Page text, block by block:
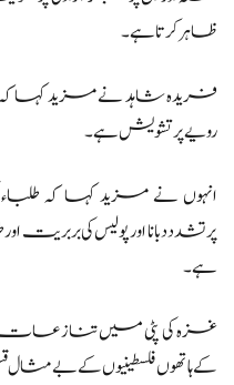
ظاہر کرتا ہے۔
فریدہ شاہد نے مزید کہا
رویے پر تشویش ہے۔
انہوں نے مزید کہا کہ
پرتشدد دبانا اور پولیس کی
ہے۔
غزہ کی پٹی میں تنازعات
کے ہاتھوں فلسطینیوں کے بے